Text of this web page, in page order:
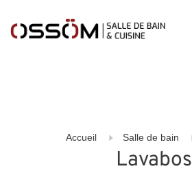
Accueil Salle de bain
Lavabos